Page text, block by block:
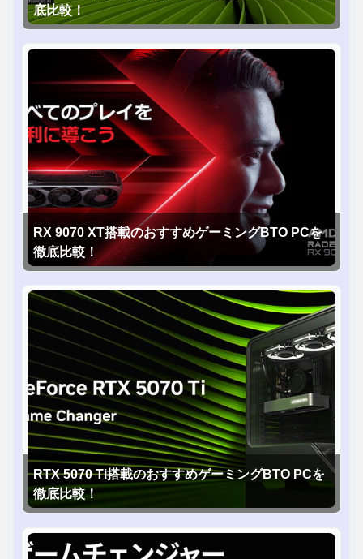
底比較！
RX 9070 XT搭載のおすすめゲーミングBTO PCを
徹底比較！
RTX 5070 Ti搭載のおすすめゲーミングBTO PCを
徹底比較！